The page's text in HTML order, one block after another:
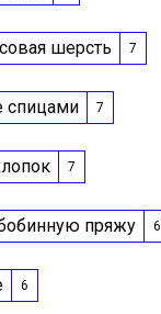
шерсть 7
спицами 7
7
пряжу 6
6